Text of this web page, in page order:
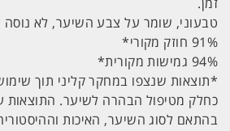
טבעוני, שומר על צבע השיער, לא נוסה
91% חוזק מקורי*
94% גמישות מקורית*
*תוצאות שנצפו במחקר קליני תוך
כחלק מטיפול הבהרה לשיער. התוצאות
בהתאם לסוג השיער, האיכות